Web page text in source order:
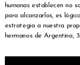
humanas establecen no
para alcanzarlos, es
estrategia a nuestra
hermanos de Argentina,